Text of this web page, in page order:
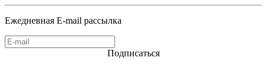
Ежедневная E-mail рассылка
Подписаться